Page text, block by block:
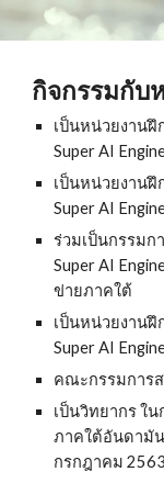
กิจกรรมกับ
เป็นหน่วยงาน
Super AI
เป็นหน่วยงาน
Super AI
ร่วมเป็นกรรม
Super AI
ข่ายภาคใต้
เป็นหน่วยงาน
Super AI
คณะกรรมการ
เป็นวิทยากร ใ
ภาคใต้อันดามั
กรกฎาคม